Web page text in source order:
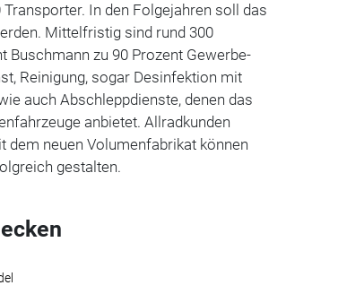
In den Folgejahren soll das
Mittelfristig sind rund 300
Buschmann zu 90 Prozent Gewerbe-
Reinigung, sogar Desinfektion mit
auch Abschleppdienste, denen das
anbietet. Allradkunden
dem neuen Volumenfabrikat können
gestalten.